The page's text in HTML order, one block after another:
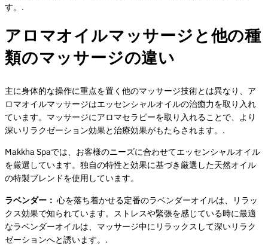
す。.
アロマオイルマッサージと他の種
類のマッサージの違い
主に身体的な操作に重点を置く他のマッサージ技術とは異なり、ア
ロマオイルマッサージはエッセンシャルオイルの治癒力を取り入れ
ています。マッサージにアロマセラピーを取り入れることで、より
深いリラクゼーション効果と治療効果がもたらされます。.
Makkha Spaでは、お客様のニーズに合わせてエッセンシャルオイル
を厳選しています。独自の特性と効果に基づき厳選した天然オイル
の特製ブレンドを使用しています。
ラベンダー： 心を落ち着かせる定番のラベンダーオイルは、リラッ
クス効果で知られています。ストレスや緊張を感じている時に最適
なラベンダーオイルは、マッサージ中にリラックスして深いリラク
ゼーションへと誘います。.